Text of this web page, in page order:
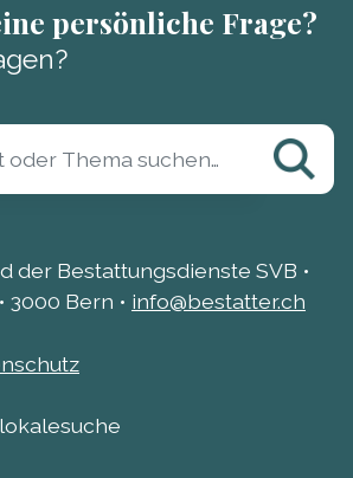
persönliche Frage?
der Bestattungsdienste SVB •
3000 Bern • info@bestatter.ch